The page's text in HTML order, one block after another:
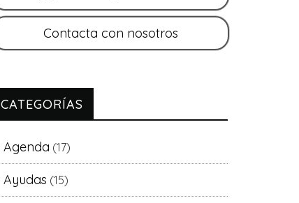
CATEGORÍAS
Agenda (17)
Ayudas (15)